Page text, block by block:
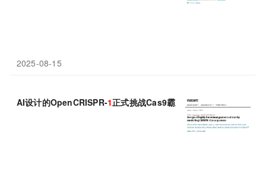
2025-08-15
AI设计的OpenCRISPR-1正式挑战Cas9霸主地位，开启基因编辑